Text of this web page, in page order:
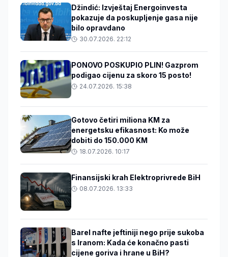
Džindić: Izvještaj Energoinvesta
pokazuje da poskupljenje gasa nije
bilo opravdano
30.07.2026. 22:12
PONOVO POSKUPIO PLIN! Gazprom
podigao cijenu za skoro 15 posto!
24.07.2026. 15:38
Gotovo četiri miliona KM za
energetsku efikasnost: Ko može
dobiti do 150.000 KM
18.07.2026. 10:17
Finansijski krah Elektroprivrede BiH
08.07.2026. 13:33
Barel nafte jeftiniji nego prije sukoba
s Iranom: Kada će konačno pasti
cijene goriva i hrane u BiH?